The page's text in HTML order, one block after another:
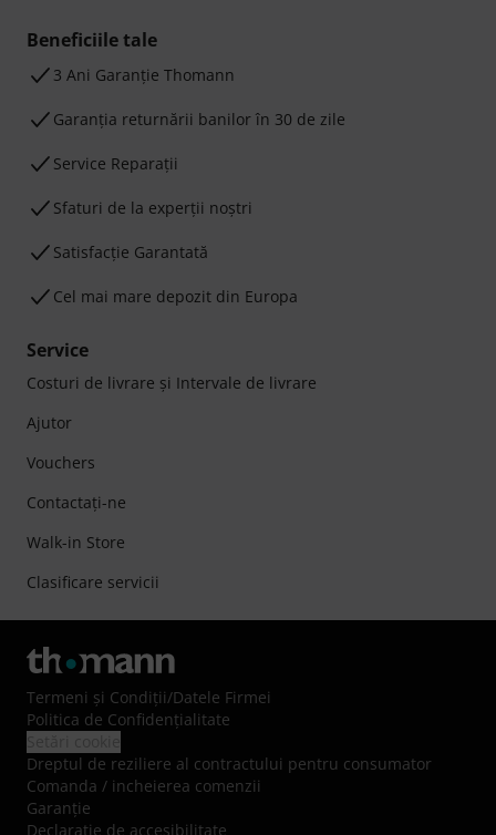
Beneficiile tale
3 Ani Garanție Thomann
Garanţia returnării banilor în 30 de zile
Service Reparații
Sfaturi de la experții noștri
Satisfacție Garantată
Cel mai mare depozit din Europa
Service
Costuri de livrare şi Intervale de livrare
Ajutor
Vouchers
Contactaţi-ne
Walk-in Store
Clasificare servicii
Termeni şi Condiţii/Datele Firmei
Politica de Confidenţialitate
Dreptul de reziliere al contractului pentru consumator
Comanda / incheierea comenzii
Garanție
Declarație de accesibilitate